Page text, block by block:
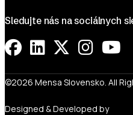
Sledujte nás na sociálnych
©2026 Mensa Slovensko. All
Designed & Developed by